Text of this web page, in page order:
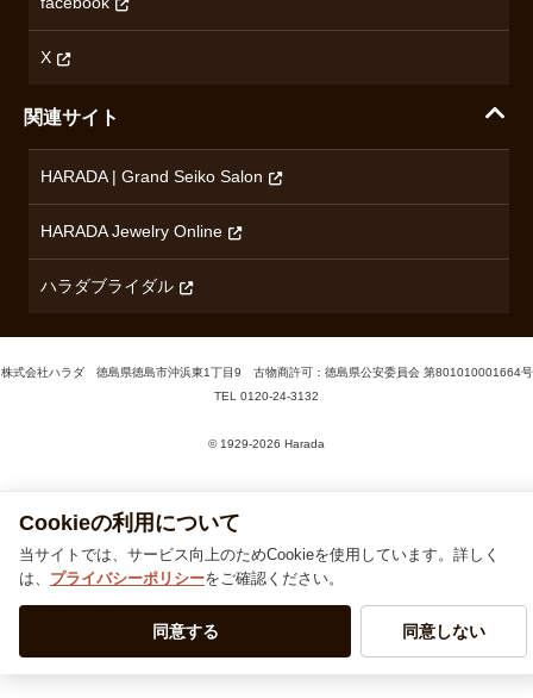
ロンジン
チューダー
ブランド一覧を見る
コンテンツ制作ポリシーおよび生成AIの利用指針
X
関連サイト
HARADA | Grand Seiko Salon
HARADA Jewelry Online
ハラダブライダル
株式会社ハラダ 徳島県徳島市沖浜東1丁目9 古物商許可：徳島県公安委員会 第801010001664号
TEL 0120-24-3132
© 1929‐2026 Harada
Cookieの利用について
同意する 同意しない